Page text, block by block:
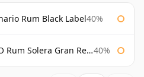
Rum Black Label40%
Gran Reserva Especial 40%